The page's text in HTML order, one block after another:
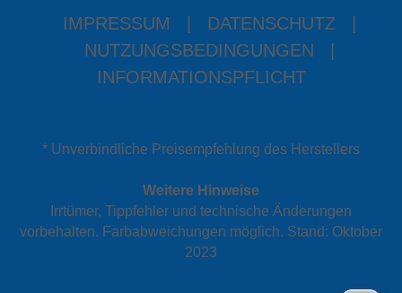
IMPRESSUM DATENSCHUTZ
NUTZUNGSBEDINGUNGEN
INFORMATIONSPFLICHT
* Unverbindliche Preisempfehlung des Herstellers
Weitere Hinweise
Irrtümer, Tippfehler und technische Änderungen
vorbehalten. Farbabweichungen möglich. Stand: Oktober
2023